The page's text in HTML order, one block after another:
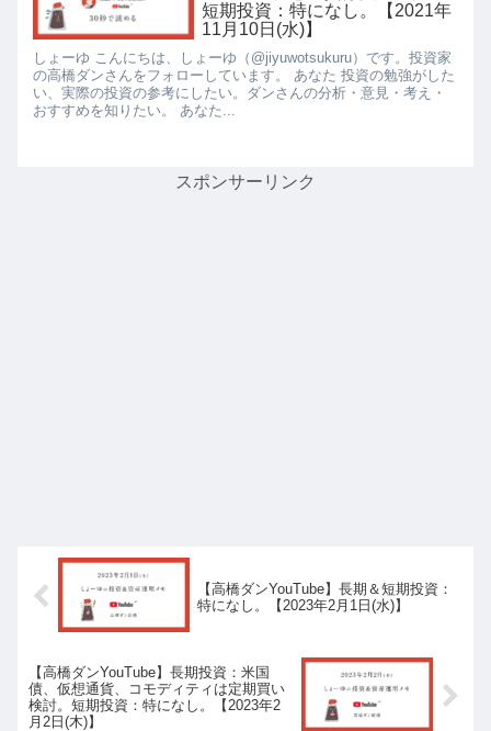
短期投資：特になし。【2021年
11月10日(水)】
しょーゆ こんにちは、しょーゆ（@jiyuwotsukuru）です。投資家
の高橋ダンさんをフォローしています。 あなた 投資の勉強がした
い、実際の投資の参考にしたい。ダンさんの分析・意見・考え・
おすすめを知りたい。 あなた...
スポンサーリンク
【高橋ダンYouTube】長期＆短期投資：
特になし。【2023年2月1日(水)】
【高橋ダンYouTube】長期投資：米国
債、仮想通貨、コモディティは定期買い
検討。短期投資：特になし。【2023年2
月2日(木)】